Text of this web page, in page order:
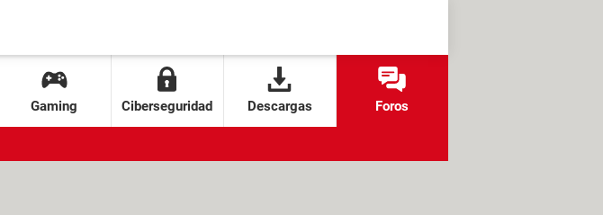
Gaming Ciberseguridad Descargas Foros